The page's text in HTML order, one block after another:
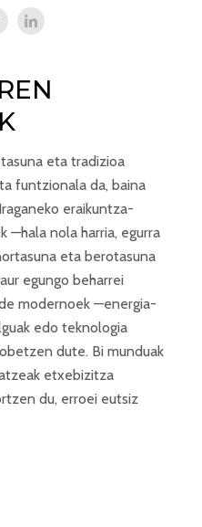
eta tradizioa
funtzionala da, baina
eraikuntza-
—hala nola harria, egurra
eta berotasuna
egungo beharrei
modernoek —energia-
edo teknologia
dute. Bi munduak
etxebizitza
du, erroei eutsiz